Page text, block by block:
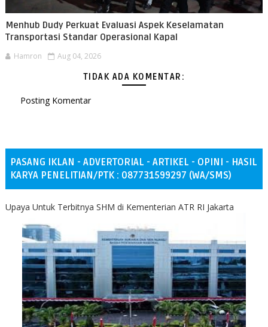
Menhub Dudy Perkuat Evaluasi Aspek Keselamatan
Transportasi Standar Operasional Kapal
Hamron Aug 04, 2026
TIDAK ADA KOMENTAR:
Posting Komentar
PASANG IKLAN - ADVERTORIAL - ARTIKEL - OPINI - HASIL
KARYA PENELITIAN/PTK : 087731599297 (WA/SMS)
Upaya Untuk Terbitnya SHM di Kementerian ATR RI Jakarta